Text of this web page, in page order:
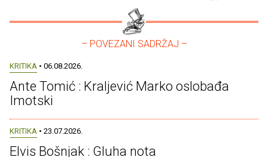
– POVEZANI SADRŽAJ –
KRITIKA • 06.08.2026.
Ante Tomić : Kraljević Marko oslobađa
Imotski
KRITIKA • 23.07.2026.
Elvis Bošnjak : Gluha nota